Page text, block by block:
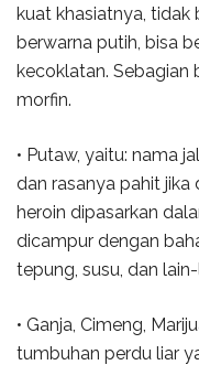
kuat khasiatnya, tidak
berwarna putih, bisa
kecoklatan. Sebagian
morfin.
• Putaw, yaitu: nama
dan rasanya pahit jika
heroin dipasarkan
dicampur dengan
tepung, susu, dan
• Ganja, Cimeng,
tumbuhan perdu liar